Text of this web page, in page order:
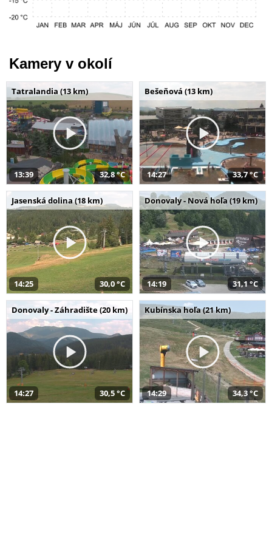
Kamery v okolí
Tatralandia (13 km)
13:39 32,8 °C
Bešeňová (13 km)
14:27 33,7 °C
Jasenská dolina (18 km)
14:25 30,0 °C
Donovaly - Nová hoľa (19 km)
14:19 31,1 °C
Donovaly - Záhradište (20 km)
14:27 30,5 °C
Kubínska hoľa (21 km)
14:29 34,3 °C